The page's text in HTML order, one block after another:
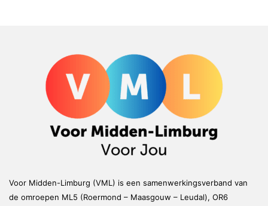
Voor Midden-Limburg (VML) is een samenwerkingsverband van
de omroepen ML5 (Roermond – Maasgouw – Leudal), OR6